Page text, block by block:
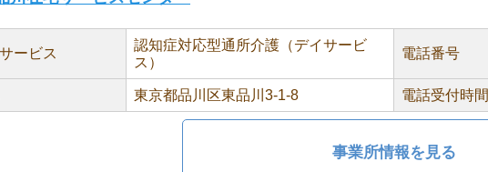
ービス
認知症対応型通所介護（デイサービ
ス）
電話番号
東京都品川区東品川3-1-8 電話受付時間
事業所情報を見る